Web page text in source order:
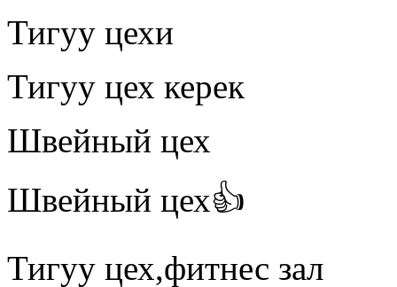
Тигуу цехи
Тигуу цех керек
Швейный цех
Швейный цех👍
Тигуу цех,фитнес зал